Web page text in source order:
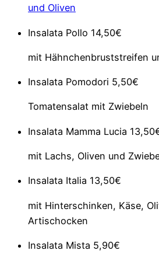
und Oliven
Insalata Pollo 14,50€
mit Hähnchenbruststreifen
Insalata Pomodori 5,50€
Tomatensalat mit Zwiebeln
Insalata Mamma Lucia
mit Lachs, Oliven und
Insalata Italia 13,50€
mit Hinterschinken, Käse,
Artischocken
Insalata Mista 5,90€